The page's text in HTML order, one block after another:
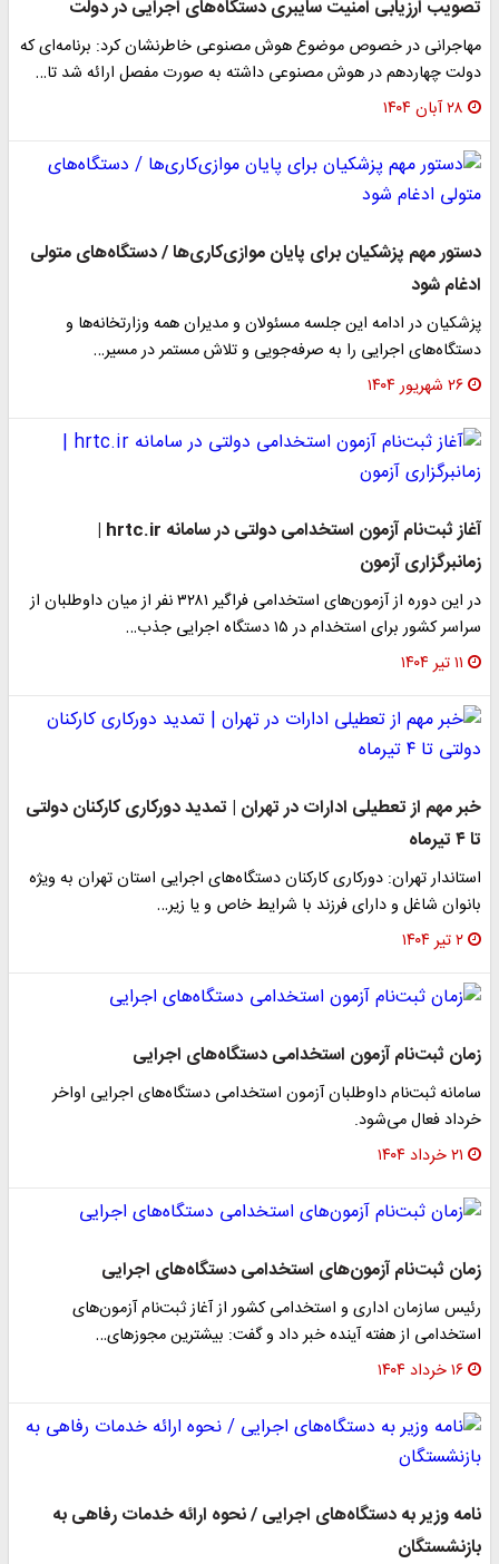
تصویب ارزیابی امنیت سایبری دستگاه‌های اجرایی در دولت
مهاجرانی در خصوص موضوع هوش مصنوعی خاطرنشان کرد: برنامه‌ای که
دولت چهاردهم در هوش مصنوعی داشته به صورت مفصل ارائه شد تا…
۲۸ آبان ۱۴۰۴
دستور مهم پزشکیان برای پایان موازی‌کاری‌ها / دستگاه‌های متولی
ادغام شود
پزشکیان در ادامه این جلسه مسئولان و مدیران همه وزارتخانه‌ها و
دستگاه‌های اجرایی را به صرفه‌جویی و تلاش مستمر در مسیر…
۲۶ شهریور ۱۴۰۴
آغاز ثبت‌نام آزمون استخدامی دولتی در سامانه hrtc.ir |
زمانبرگزاری آزمون
در این دوره از آزمون‌های استخدامی فراگیر ۳۲۸۱ نفر از میان داوطلبان از
سراسر کشور برای استخدام در ۱۵ دستگاه اجرایی جذب…
۱۱ تیر ۱۴۰۴
خبر مهم از تعطیلی ادارات در تهران | تمدید دورکاری کارکنان دولتی
تا ۴ تیرماه
استاندار تهران: دورکاری کارکنان دستگاه‌های اجرایی استان تهران به ویژه
بانوان شاغل و دارای فرزند با شرایط خاص و یا زیر…
۲ تیر ۱۴۰۴
زمان ثبت‌نام آزمون استخدامی دستگاه‌های اجرایی
سامانه ثبت‌نام داوطلبان آزمون استخدامی دستگاه‌های اجرایی اواخر
خرداد فعال می‌شود.
۲۱ خرداد ۱۴۰۴
زمان ثبت‌نام آزمون‌های استخدامی دستگاه‌های اجرایی
رئیس سازمان اداری و استخدامی کشور از آغاز ثبت‌نام آزمون‌های
استخدامی از هفته آینده خبر داد و گفت: بیشترین مجوزهای…
۱۶ خرداد ۱۴۰۴
نامه وزیر به دستگاه‌های اجرایی / نحوه ارائه خدمات رفاهی به
بازنشستگان